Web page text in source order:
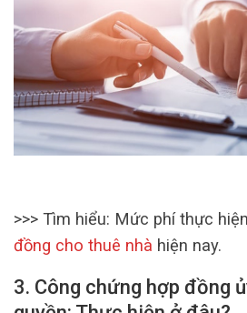
>>> Tìm hiểu: Mức phí thực hiện
đồng cho thuê nhà hiện nay.
3. Công chứng hợp đồng